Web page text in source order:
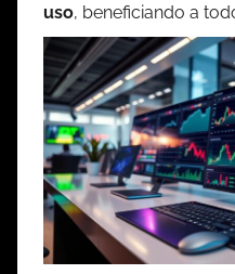
uso, beneficiando a